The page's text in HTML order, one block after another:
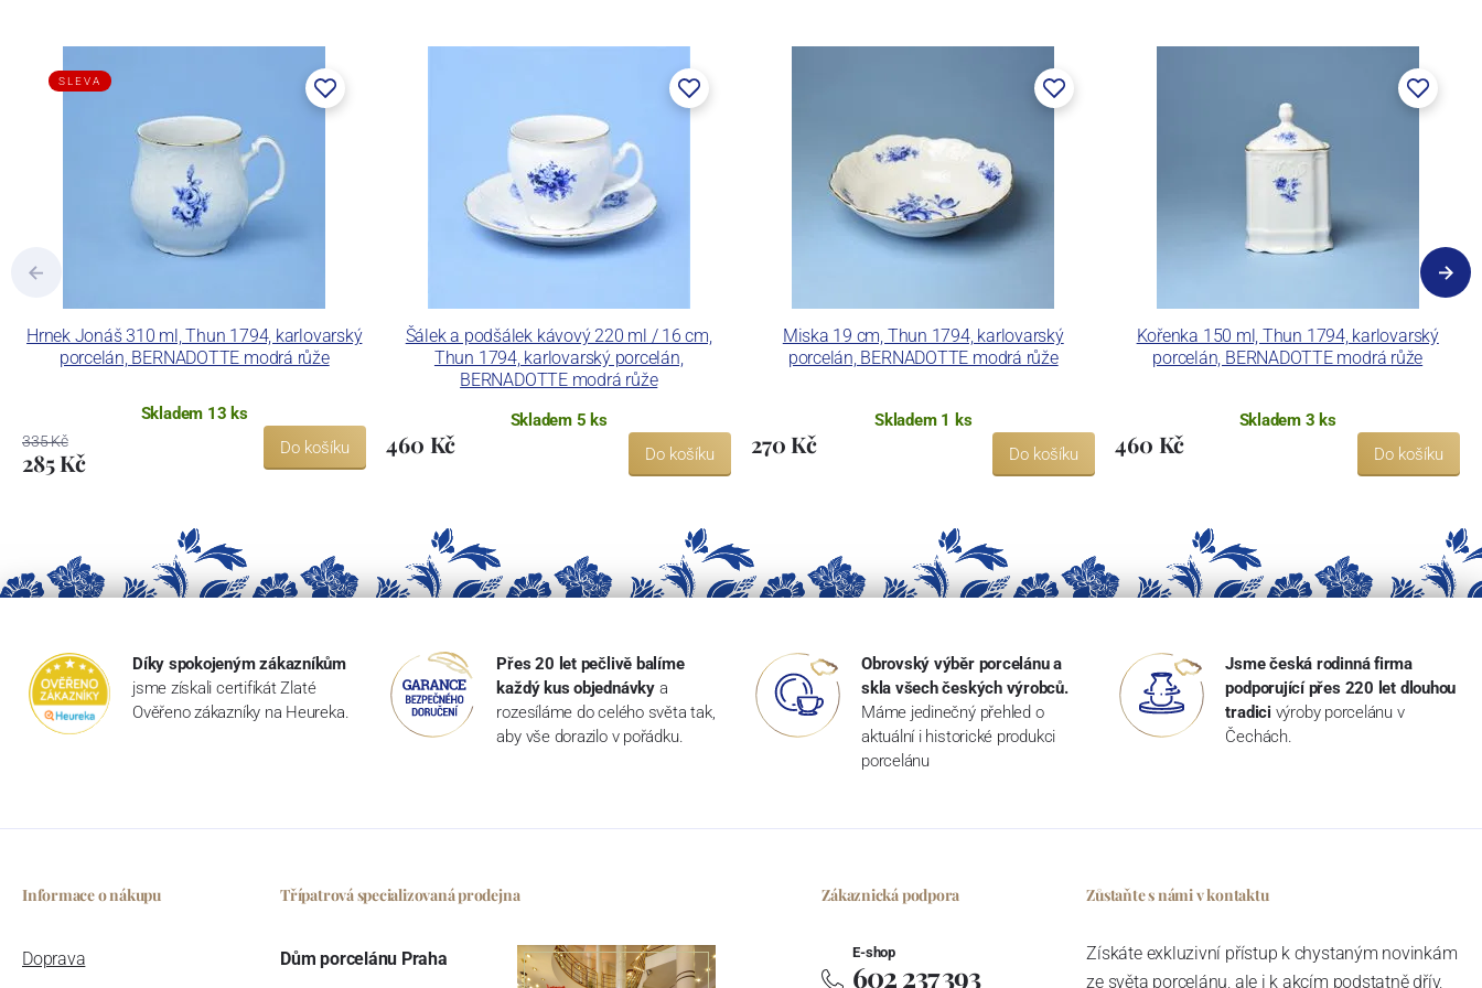
a.s. včetně ochranné známky a technologických zařízení. Závod je vybaven zařízením na výrobu
tlakového lití, moderními komorovými pecemi a vtavnou dekorační pecí. Závod je schopen
dekorovat své výrobky pomocí klasických dekoračních technik.
Concordia Lesov používá ochrannou známku LC a Thun Hotel & Restaurant.
Hrnek Jonáš 310 ml, Thun 1794, karlovarský
porcelán, BERNADOTTE modrá růže
SLEVA
Skladem 13 ks
335 Kč
285 Kč
Do košíku
Šálek a podšálek kávový 220 ml / 16 cm,
Thun 1794, karlovarský porcelán,
BERNADOTTE modrá růže
Skladem 5 ks
460 Kč Do košíku
Miska 19 cm, Thun 1794, karlovarský
porcelán, BERNADOTTE modrá růže
Skladem 1 ks
270 Kč Do košíku
Kořenka 150 ml, Thun 1794, karlovarský
porcelán, BERNADOTTE modrá růže
Skladem 3 ks
460 Kč Do košíku
Díky spokojeným zákazníkům
jsme získali certifikát Zlaté
Ověřeno zákazníky na Heureka.
Přes 20 let pečlivě balíme
každý kus objednávky a
rozesíláme do celého světa tak,
aby vše dorazilo v pořádku.
Obrovský výběr porcelánu a
skla všech českých výrobců.
Máme jedinečný přehled o
aktuální i historické produkci
porcelánu
Jsme česká rodinná firma
podporující přes 220 let dlouhou
tradici výroby porcelánu v
Čechách.
Informace o nákupu
Doprava
Třípatrová specializovaná prodejna
Dům porcelánu Praha
Zákaznická podpora
E-shop
602 237 393
Zůstaňte s námi v kontaktu
Získáte exkluzivní přístup k chystaným novinkám
ze světa porcelánu, ale i k akcím podstatně dřív,